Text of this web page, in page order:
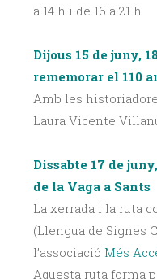
a 14 h i de 16 a 21 h
Dijous 15 de juny,
rememorar el 110
Amb les
Laura Vicente
Dissabte 17 de
de la Vaga a Sants
La xerrada i la ruta
(Llengua de Signes
l’associació Més
Aquesta ruta forma